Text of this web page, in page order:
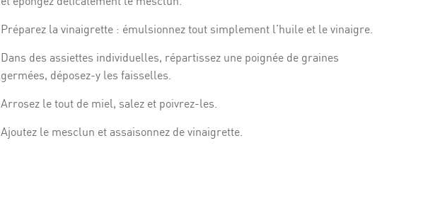
Préparez la vinaigrette : émulsionnez tout simplement l’huile et le vinaigre.
Dans des assiettes individuelles, répartissez une poignée de graines
germées, déposez-y les faisselles.
Arrosez le tout de miel, salez et poivrez-les.
Ajoutez le mesclun et assaisonnez de vinaigrette.